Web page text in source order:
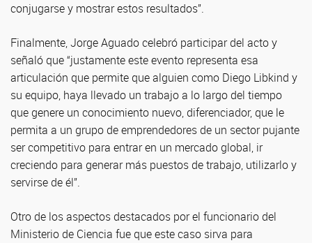
conjugarse y mostrar estos resultados”.
Finalmente, Jorge Aguado celebró participar del acto y
señaló que “justamente este evento representa esa
articulación que permite que alguien como Diego Libkind y
su equipo, haya llevado un trabajo a lo largo del tiempo
que genere un conocimiento nuevo, diferenciador, que le
permita a un grupo de emprendedores de un sector pujante
ser competitivo para entrar en un mercado global, ir
creciendo para generar más puestos de trabajo, utilizarlo y
servirse de él”.
Otro de los aspectos destacados por el funcionario del
Ministerio de Ciencia fue que este caso sirva para